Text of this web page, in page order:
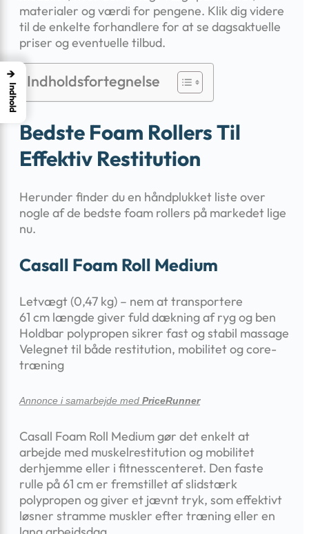
materialer og værdi for pengene. Klik dig videre
til de enkelte forhandlere for at se dagsaktuelle
priser og eventuelle tilbud.
Indholdsfortegnelse
Bedste Foam Rollers Til
Effektiv Restitution
Herunder finder du en håndplukket liste over
nogle af de bedste foam rollers på markedet lige
nu.
Casall Foam Roll Medium
Letvægt (0,47 kg) – nem at transportere
61 cm længde giver fuld dækning af ryg og ben
Holdbar polypropen sikrer fast og stabil massage
Velegnet til både restitution, mobilitet og core-
træning
Annonce i samarbejde med PriceRunner
Casall Foam Roll Medium gør det enkelt at
arbejde med muskelrestitution og mobilitet
derhjemme eller i fitnesscenteret. Den faste
rulle på 61 cm er fremstillet af slidstærk
polypropen og giver et jævnt tryk, som effektivt
løsner stramme muskler efter træning eller en
→
Indhold